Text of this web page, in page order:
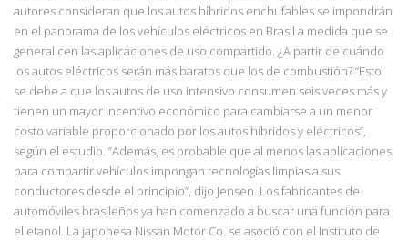
autores consideran que los autos híbridos enchufables se impondrán
en el panorama de los vehículos eléctricos en Brasil a medida que se
generalicen las aplicaciones de uso compartido. ¿A partir de cuándo
los autos eléctricos serán más baratos que los de combustión? “Esto
se debe a que los autos de uso intensivo consumen seis veces más y
tienen un mayor incentivo económico para cambiarse a un menor
costo variable proporcionado por los autos híbridos y eléctricos”,
según el estudio. “Además, es probable que al menos las aplicaciones
para compartir vehículos impongan tecnologías limpias a sus
conductores desde el principio”, dijo Jensen. Los fabricantes de
automóviles brasileños ya han comenzado a buscar una función para
el etanol. La japonesa Nissan Motor Co. se asoció con el Instituto de